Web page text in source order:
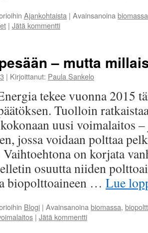
Ajankohtaista | Avainsanoina biomassa
| Jätä kommentti
– mutta
| Kirjoittanut: Paula Sankelo
tekee vuonna 2015
Tuolloin
uusi voimalaitos –
jossa voidaan polttaa
Vaihtoehtona on korjata
osuutta niiden
biopolttoaineen … Lue
Blogi | Avainsanoina biomassa,
| Jätä kommentti